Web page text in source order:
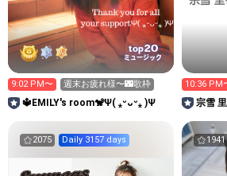
top20
ミュージック
9:02 PM〜 週末お疲れ様〜🌃歌枠
🔱EMILY′s room🐒Ψ( ⁎ᵕᴗᵕ⁎ )Ψ
10:36 PM
宗雪
2075 Daily 3157 days 1941